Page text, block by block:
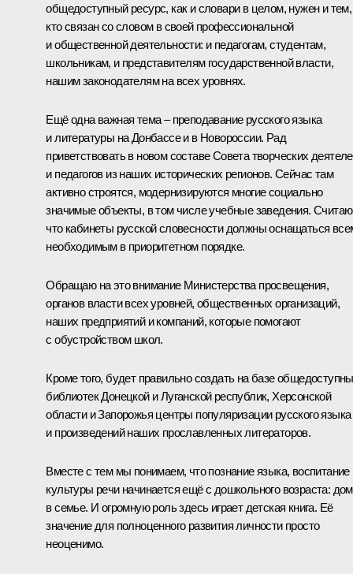
общедоступный ресурс, как и словари в целом, нужен и тем,
кто связан со словом в своей профессиональной
и общественной деятельности: и педагогам, студентам,
школьникам, и представителям государственной власти,
нашим законодателям на всех уровнях.
Ещё одна важная тема – преподавание русского языка
и литературы на Донбассе и в Новороссии. Рад
приветствовать в новом составе Совета творческих
и педагогов из наших исторических регионов. Сейчас там
активно строятся, модернизируются многие социально
значимые объекты, в том числе учебные заведения.
что кабинеты русской словесности должны оснащаться
необходимым в приоритетном порядке.
Обращаю на это внимание Министерства просвещения,
органов власти всех уровней, общественных организаций,
наших предприятий и компаний, которые помогают
с обустройством школ.
Кроме того, будет правильно создать на базе
библиотек Донецкой и Луганской республик, Херсонской
области и Запорожья центры популяризации русского языка
и произведений наших прославленных литераторов.
Вместе с тем мы понимаем, что познание языка, воспитание
культуры речи начинается ещё с дошкольного возраста:
в семье. И огромную роль здесь играет детская книга. Её
значение для полноценного развития личности просто
неоценимо.